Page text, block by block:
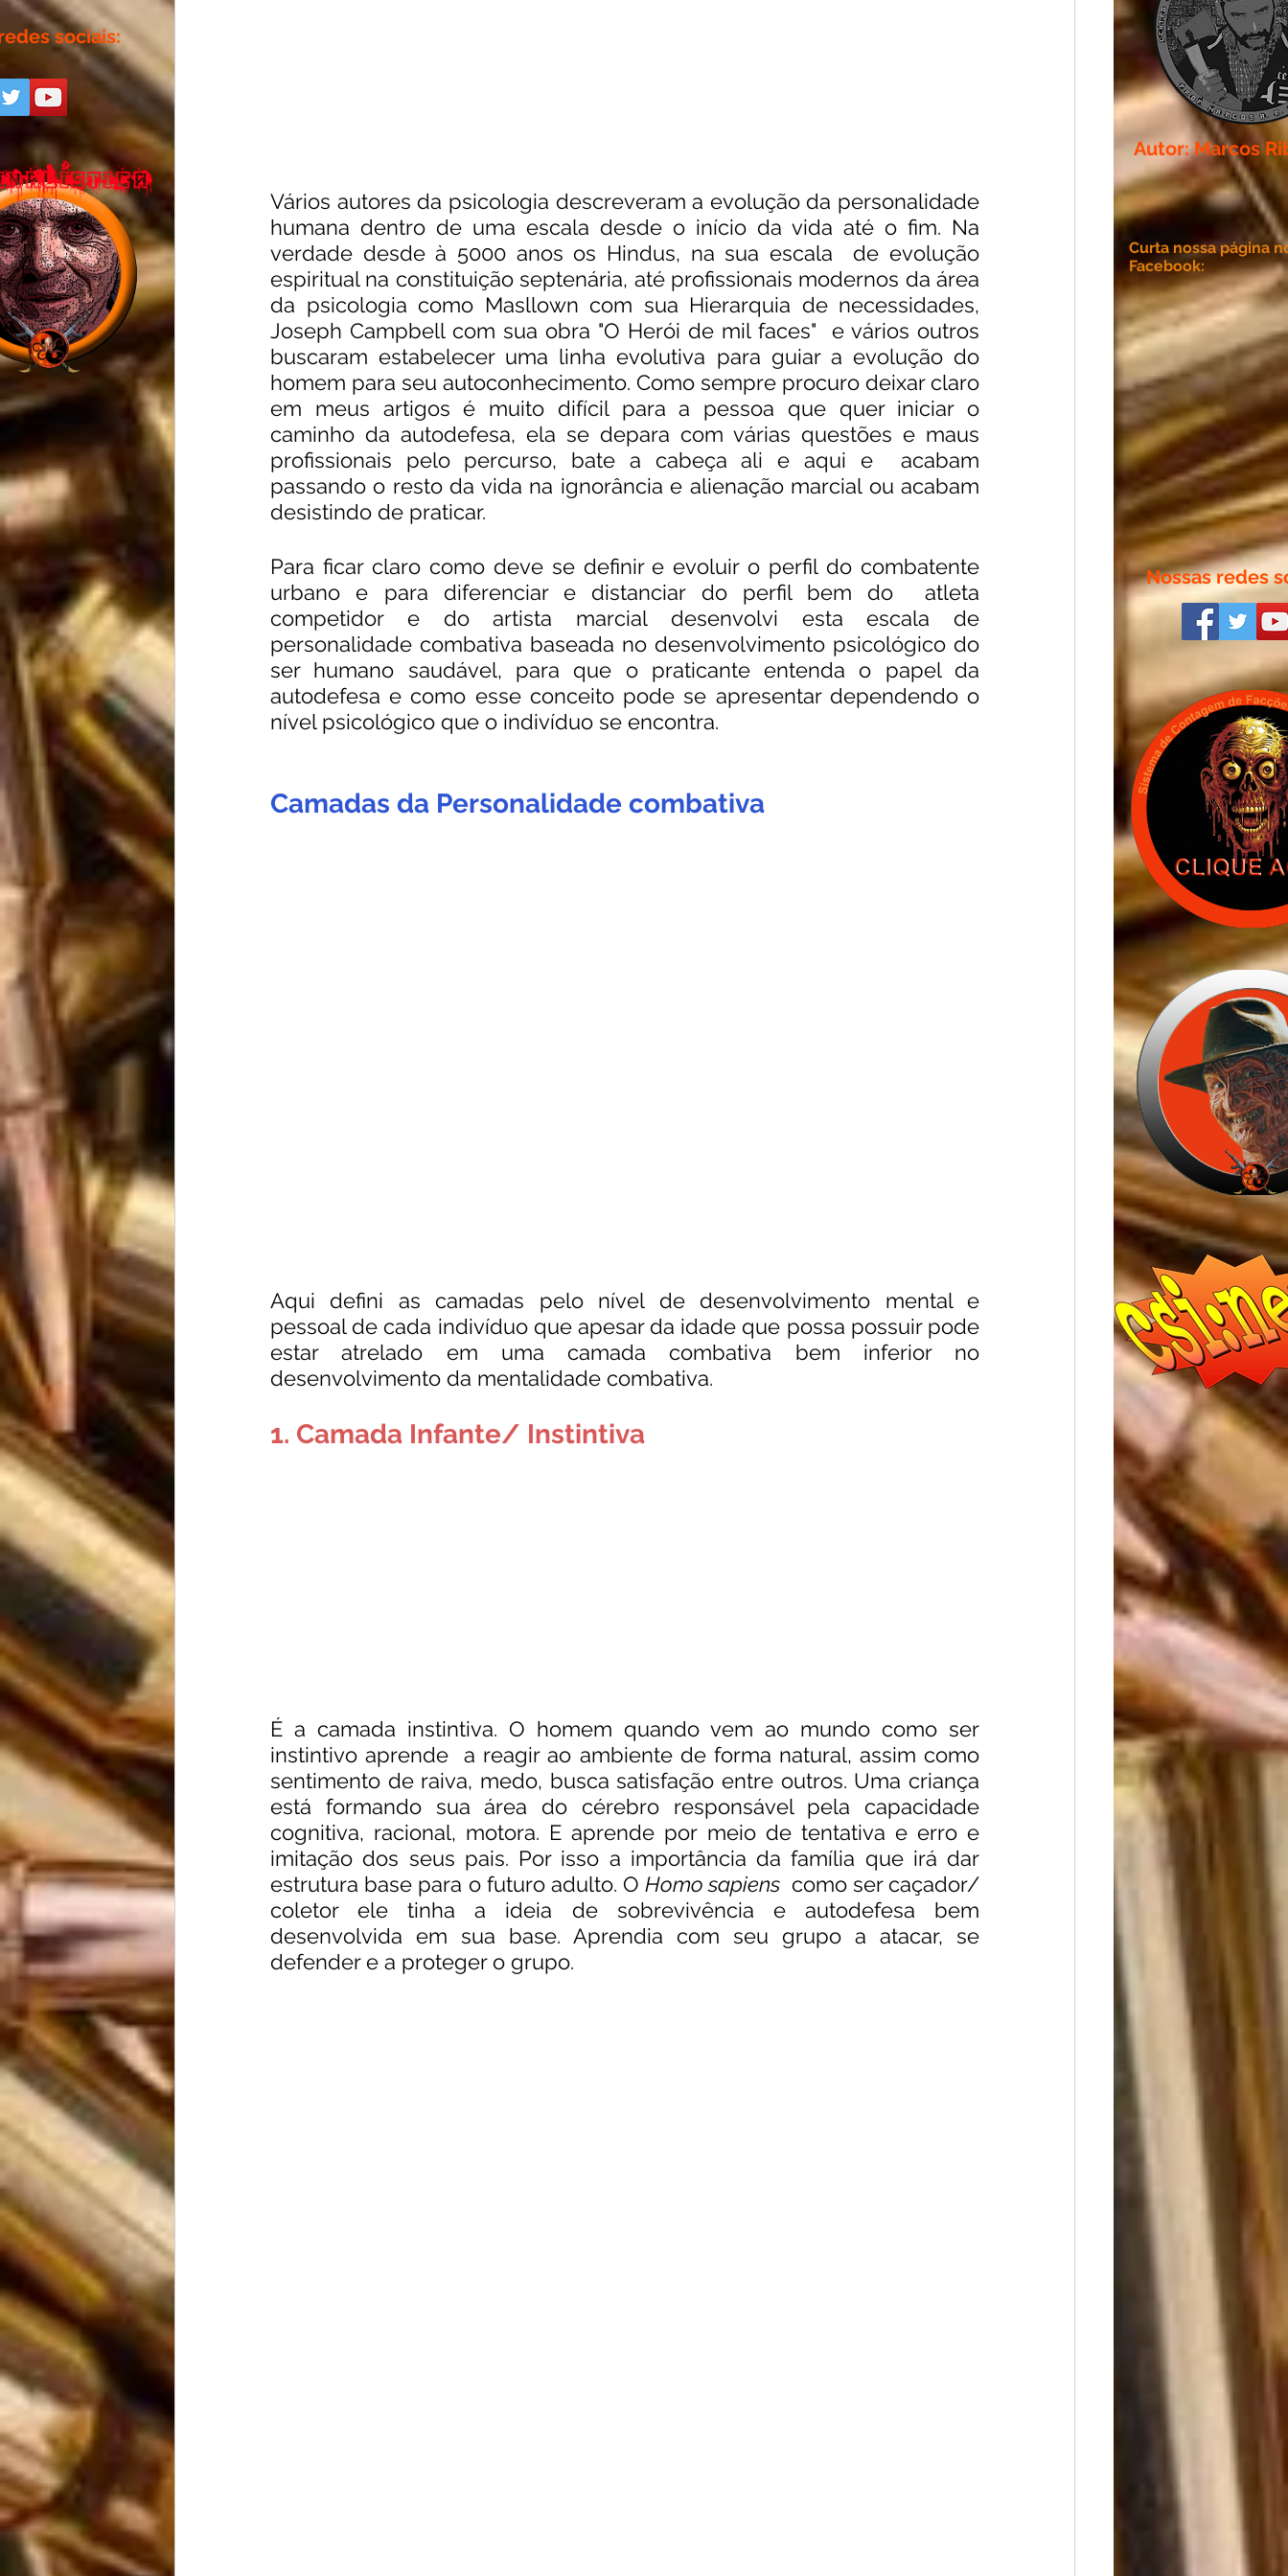
Vários autores da psicologia descreveram a evolução da personalidade
humana dentro de uma escala desde o início da vida até o fim. Na
verdade desde à 5000 anos os Hindus, na sua escala  de evolução
espiritual na constituição septenária, até profissionais modernos da área
da psicologia como Masllown com sua Hierarquia de necessidades,
Joseph Campbell com sua obra "O Herói de mil faces"  e vários outros
buscaram estabelecer uma linha evolutiva para guiar a evolução do
homem para seu autoconhecimento. Como sempre procuro deixar claro
em meus artigos é muito difícil para a pessoa que quer iniciar o
caminho da autodefesa, ela se depara com várias questões e maus
profissionais pelo percurso, bate a cabeça ali e aqui e  acabam
passando o resto da vida na ignorância e alienação marcial ou acabam
desistindo de praticar.
Para ficar claro como deve se definir e evoluir o perfil do combatente
urbano e para diferenciar e distanciar do perfil bem do  atleta
competidor e do artista marcial desenvolvi esta escala de
personalidade combativa baseada no desenvolvimento psicológico do
ser humano saudável, para que o praticante entenda o papel da
autodefesa e como esse conceito pode se apresentar dependendo o
nível psicológico que o indivíduo se encontra.
Camadas da Personalidade combativa
Aqui defini as camadas pelo nível de desenvolvimento mental e
pessoal de cada indivíduo que apesar da idade que possa possuir pode
estar atrelado em uma camada combativa bem inferior no
desenvolvimento da mentalidade combativa.
1. Camada Infante/ Instintiva
É a camada instintiva. O homem quando vem ao mundo como ser
instintivo aprende  a reagir ao ambiente de forma natural, assim como
sentimento de raiva, medo, busca satisfação entre outros. Uma criança
está formando sua área do cérebro responsável pela capacidade
cognitiva, racional, motora. E aprende por meio de tentativa e erro e
imitação dos seus pais. Por isso a importância da família que irá dar
estrutura base para o futuro adulto. O Homo sapiens como ser caçador/
coletor ele tinha a ideia de sobrevivência e autodefesa bem
desenvolvida em sua base. Aprendia com seu grupo a atacar, se
defender e a proteger o grupo.
Curta nossa página
Facebook:
Nossas redes
Autor: Marcos
sociais: